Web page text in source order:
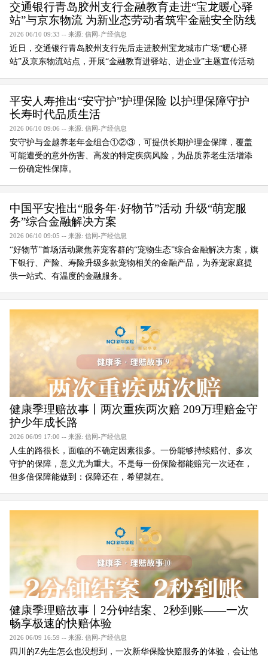
交通银行青岛胶州支行金融教育走进“宝龙暖心驿
站”与京东物流 为新业态劳动者筑牢金融安全防线
2026 06/10 09:33 -- 来源: 信网-产经信息
近日，交通银行青岛胶州支行先后走进胶州宝龙城市广场“暖心驿
站”及京东物流站点，开展“金融教育进驿站、进企业”主题宣传活动
平安人寿推出“安守护”护理保险 以护理保障守护
长寿时代品质生活
2026 06/10 09:06 -- 来源: 信网-产经信息
安守护与金越养老年金组合①②③，可提供长期护理金保障，覆盖
可能遭受的意外伤害、高发的特定疾病风险，为品质养老生活增添
一份确定性保障。
中国平安推出“服务年·好物节”活动 升级“萌宠服
务”综合金融解决方案
2026 06/10 09:05 -- 来源: 信网-产经信息
“好物节”首场活动聚焦养宠客群的“宠物生态”综合金融解决方案，旗
下银行、产险、寿险升级多款宠物相关的金融产品，为养宠家庭提
供一站式、有温度的金融服务。
健康季理赔故事丨两次重疾两次赔 209万理赔金守
护少年成长路
2026 06/09 17:00 -- 来源: 信网-产经信息
人生的路很长，面临的不确定因素很多。一份能够持续赔付、多次
守护的保障，意义尤为重大。不是每一份保险都能赔完一次还在，
但多倍保障能做到：保障还在，希望就在。
健康季理赔故事丨2分钟结案、2秒到账——一次
畅享极速的快赔体验
2026 06/09 16:59 -- 来源: 信网-产经信息
四川的Z先生怎么也没想到，一次新华保险快赔服务的体验，会让他